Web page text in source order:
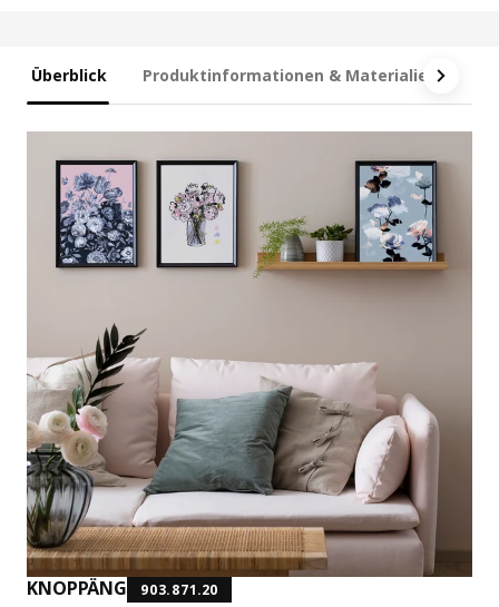
Überblick Produktinformationen & Materialien
KNOPPÄNG 903.871.20